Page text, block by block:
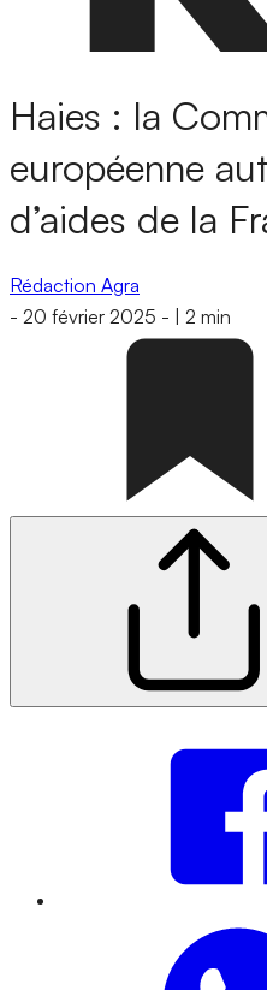
Haies : la
européenne
d’aides de la
Rédaction Agra
- 20 février 2025 - 2 min